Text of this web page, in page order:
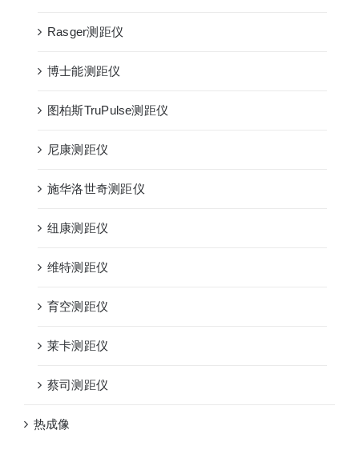
Rasger测距仪
博士能测距仪
图柏斯TruPulse测距仪
尼康测距仪
施华洛世奇测距仪
纽康测距仪
维特测距仪
育空测距仪
莱卡测距仪
蔡司测距仪
热成像